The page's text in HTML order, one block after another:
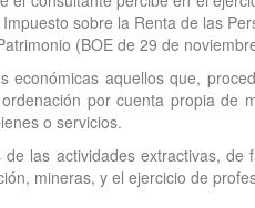
sobre la Renta de las
(BOE de 29 de
económicas aquellos que,
por cuenta propia
o servicios.
las actividades extractivas,
mineras, y el ejercicio de